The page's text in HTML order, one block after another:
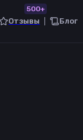
Отзывы
500+
Блог